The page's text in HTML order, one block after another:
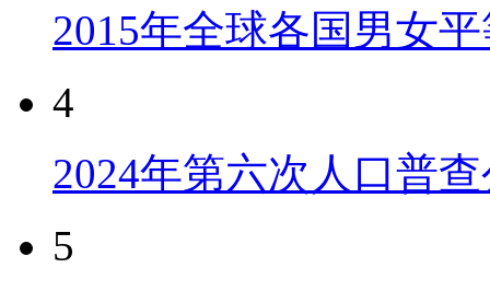
2015年全球各国男女
4
2024年第六次人口普
5